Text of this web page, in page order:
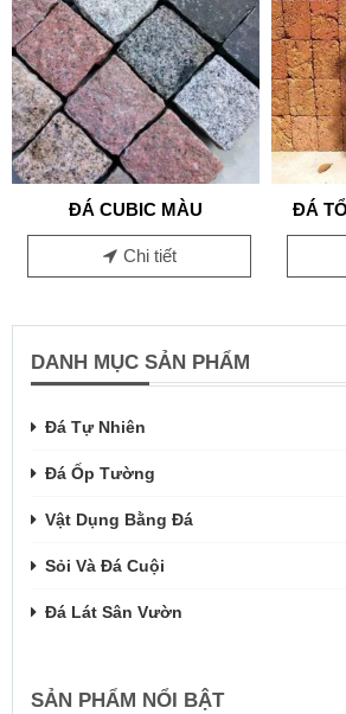
ĐÁ CUBIC MÀU
Chi tiết
ĐÁ
DANH MỤC SẢN PHẨM
Đá Tự Nhiên
Đá Ốp Tường
Vật Dụng Bằng Đá
Sỏi Và Đá Cuội
Đá Lát Sân Vườn
SẢN PHẨM NỔI BẬT